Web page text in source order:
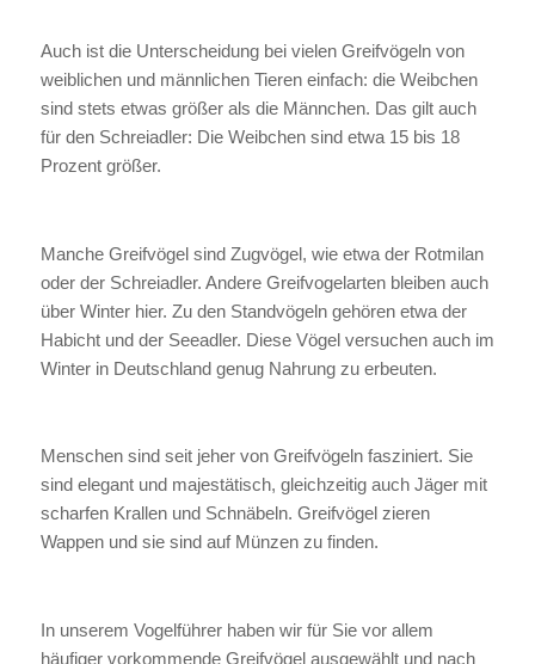
Auch ist die Unterscheidung bei vielen Greifvögeln von
weiblichen und männlichen Tieren einfach: die Weibchen
sind stets etwas größer als die Männchen. Das gilt auch
für den Schreiadler: Die Weibchen sind etwa 15 bis 18
Prozent größer.
Manche Greifvögel sind Zugvögel, wie etwa der Rotmilan
oder der Schreiadler. Andere Greifvogelarten bleiben auch
über Winter hier. Zu den Standvögeln gehören etwa der
Habicht und der Seeadler. Diese Vögel versuchen auch im
Winter in Deutschland genug Nahrung zu erbeuten.
Menschen sind seit jeher von Greifvögeln fasziniert. Sie
sind elegant und majestätisch, gleichzeitig auch Jäger mit
scharfen Krallen und Schnäbeln. Greifvögel zieren
Wappen und sie sind auf Münzen zu finden.
In unserem Vogelführer haben wir für Sie vor allem
häufiger vorkommende Greifvögel ausgewählt und nach